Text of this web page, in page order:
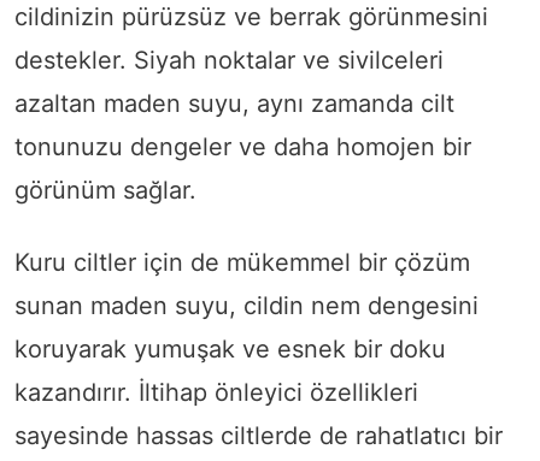
cildinizin pürüzsüz ve berrak görünmesini
destekler. Siyah noktalar ve sivilceleri
azaltan maden suyu, aynı zamanda cilt
tonunuzu dengeler ve daha homojen bir
görünüm sağlar.
Kuru ciltler için de mükemmel bir çözüm
sunan maden suyu, cildin nem dengesini
koruyarak yumuşak ve esnek bir doku
kazandırır. İltihap önleyici özellikleri
sayesinde hassas ciltlerde de rahatlatıcı bir